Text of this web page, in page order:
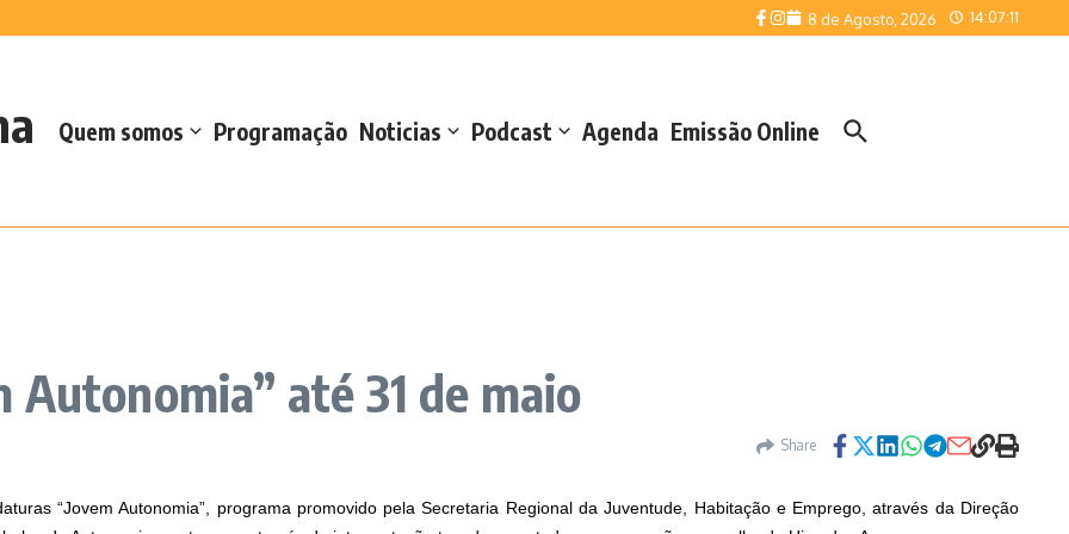
da memória da Regata da Autonomia
sementes de milho e sorgo
8 de Agosto, 2026 14:07:11
Quem somos Programação Noticias Podcast Agenda Emissão Online
Autonomia” até 31 de maio
Share
“Jovem Autonomia”, programa promovido pela Secretaria Regional da Juventude, Habitação e Emprego, através da Direção